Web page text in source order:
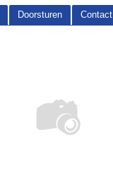
Doorsturen Contact